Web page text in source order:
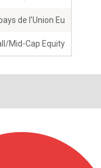
de l'Union Eu
Mid-Cap Equity